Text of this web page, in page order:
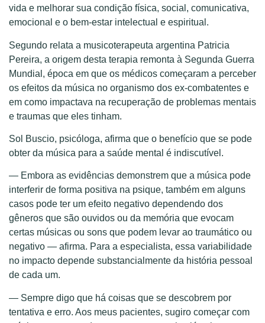
vida e melhorar sua condição física, social, comunicativa,
emocional e o bem-estar intelectual e espiritual.
Segundo relata a musicoterapeuta argentina Patricia
Pereira, a origem desta terapia remonta à Segunda Guerra
Mundial, época em que os médicos começaram a perceber
os efeitos da música no organismo dos ex-combatentes e
em como impactava na recuperação de problemas mentais
e traumas que eles tinham.
Sol Buscio, psicóloga, afirma que o benefício que se pode
obter da música para a saúde mental é indiscutível.
— Embora as evidências demonstrem que a música pode
interferir de forma positiva na psique, também em alguns
casos pode ter um efeito negativo dependendo dos
gêneros que são ouvidos ou da memória que evocam
certas músicas ou sons que podem levar ao traumático ou
negativo — afirma. Para a especialista, essa variabilidade
no impacto depende substancialmente da história pessoal
de cada um.
— Sempre digo que há coisas que se descobrem por
tentativa e erro. Aos meus pacientes, sugiro começar com